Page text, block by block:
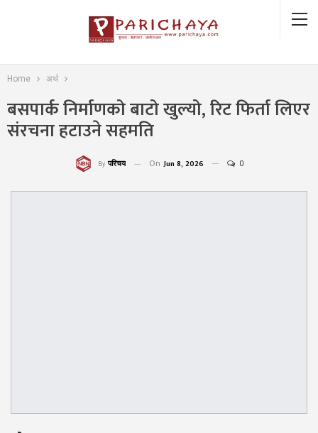
Home अर्थ
बसपार्क निर्माणको बाटो खुल्यो, रिट फिर्ता लिएर
संरचना हटाउने सहमति
By परिचय On Jun 8, 2026 0